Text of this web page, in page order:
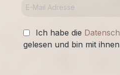
Ich habe die
gelesen und bin mit